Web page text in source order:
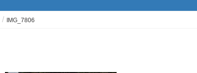
IMG_7806